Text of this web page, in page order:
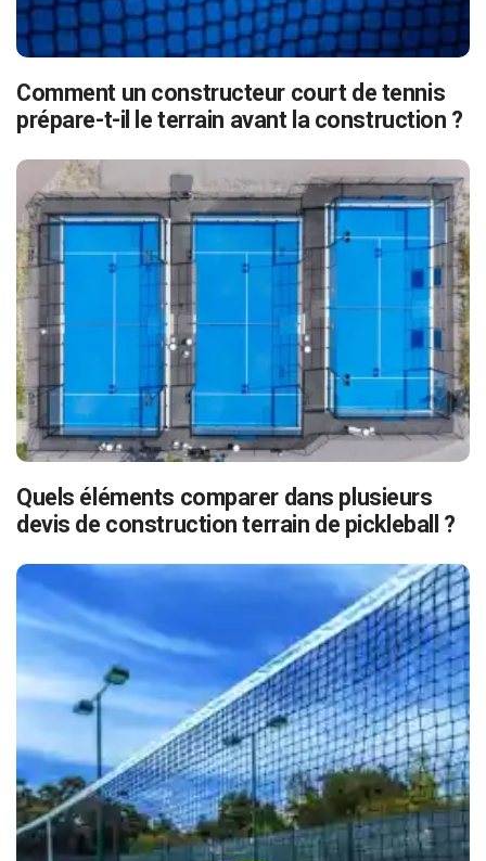
Comment un constructeur court de tennis
prépare-t-il le terrain avant la construction ?
Quels éléments comparer dans plusieurs
devis de construction terrain de pickleball ?